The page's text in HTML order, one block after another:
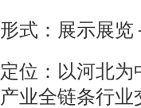
形式：展示展
定位：以河北
产业全链条行业